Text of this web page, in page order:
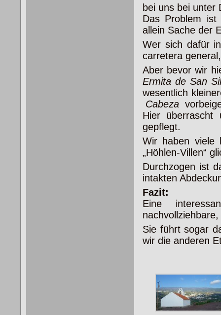
bei uns bei unter
Das Problem
allein Sache der
Wer sich dafür
carretera
Aber bevor wir
Ermita de San
wesentlich
Cabeza
Hier überrascht
gepflegt.
Wir haben viele
„Höhlen-Villen“
Durchzogen ist
intakten
Fazit:
Eine
Sie führt sogar
wir die anderen